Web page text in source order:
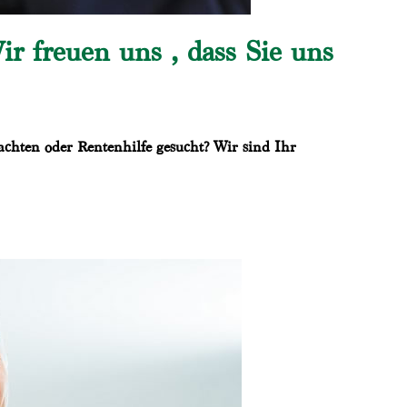
freuen uns , dass Sie uns
oder Rentenhilfe gesucht? Wir sind Ihr